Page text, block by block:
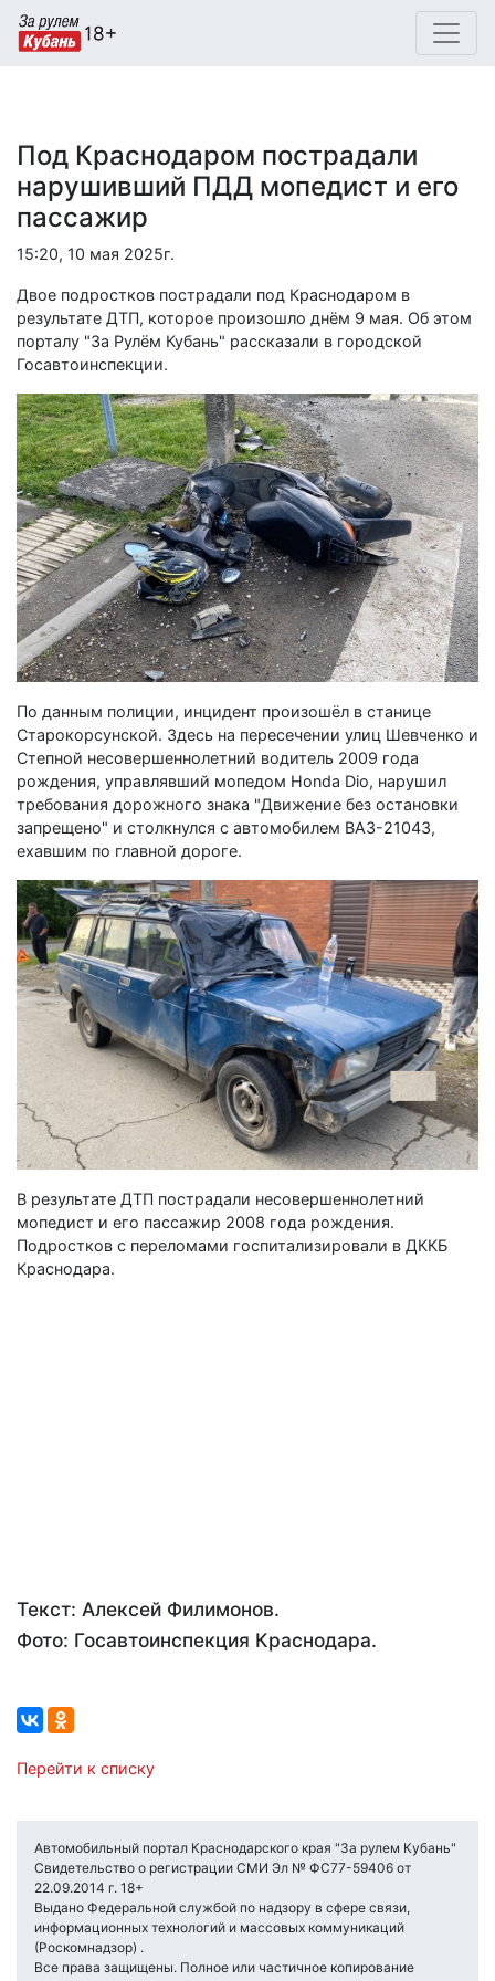
Под Краснодаром пострадали
нарушивший ПДД мопедист и его
пассажир
15:20, 10 мая 2025г.
Двое подростков пострадали под Краснодаром в
результате ДТП, которое произошло днём 9 мая. Об этом
порталу "За Рулём Кубань" рассказали в городской
Госавтоинспекции.
По данным полиции, инцидент произошёл в станице
Старокорсунской. Здесь на пересечении улиц Шевченко и
Степной несовершеннолетний водитель 2009 года
рождения, управлявший мопедом Honda Dio, нарушил
требования дорожного знака "Движение без остановки
запрещено" и столкнулся с автомобилем ВАЗ-21043,
ехавшим по главной дороге.
В результате ДТП пострадали несовершеннолетний
мопедист и его пассажир 2008 года рождения.
Подростков с переломами госпитализировали в ДККБ
Краснодара.
Текст: Алексей Филимонов.
Фото: Госавтоинспекция Краснодара.
Перейти к списку
Автомобильный портал Краснодарского края "За рулем Кубань"
Свидетельство о регистрации СМИ Эл № ФС77-59406 от
22.09.2014 г. 18+
Выдано Федеральной службой по надзору в сфере связи,
информационных технологий и массовых коммуникаций
(Роскомнадзор) .
Все права защищены. Полное или частичное копирование